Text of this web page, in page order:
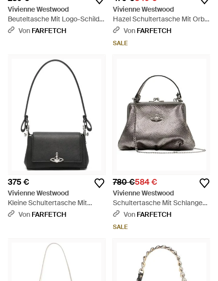
Vivienne Westwood
Beuteltasche Mit Logo-Schild -
Schwarz
Von FARFETCH
Vivienne Westwood
Hazel Schultertasche Mit Orb-
Schild - Blau
Von FARFETCH
SALE
375 €
Vivienne Westwood
Kleine Schultertasche Mit
Logo-Schild - Schwarz
Von FARFETCH
780 €584 €
Vivienne Westwood
Schultertasche Mit Schlangen-
Effekt - Grau
Von FARFETCH
SALE